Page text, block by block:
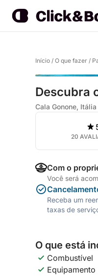
Início / O que fazer /
Descubra
Cala Gonone, Itália
20
Com o
Você será
Receba um
taxas de
O que está
Combustível